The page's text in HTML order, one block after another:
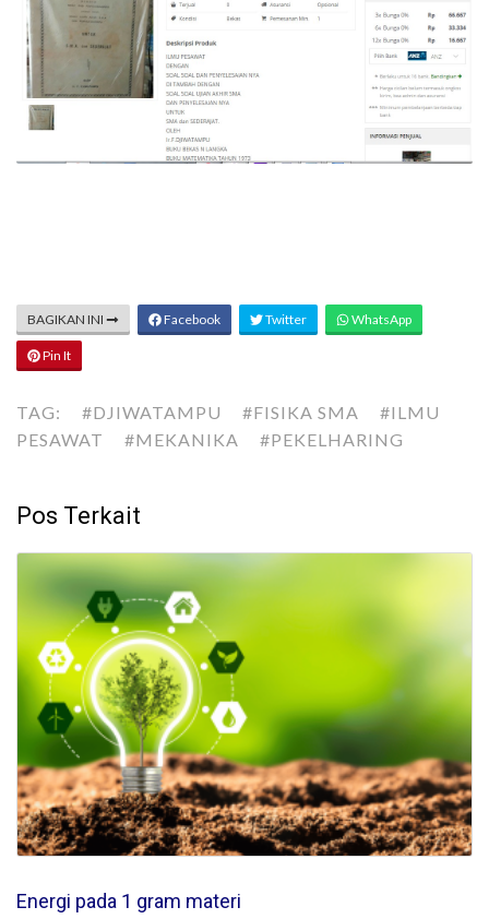
BAGIKAN INI Facebook Twitter WhatsApp
Pin It
TAG: #DJIWATAMPU #FISIKA SMA
#ILMU
PESAWAT
#MEKANIKA #PEKELHARING
Pos Terkait
Energi pada 1 gram materi